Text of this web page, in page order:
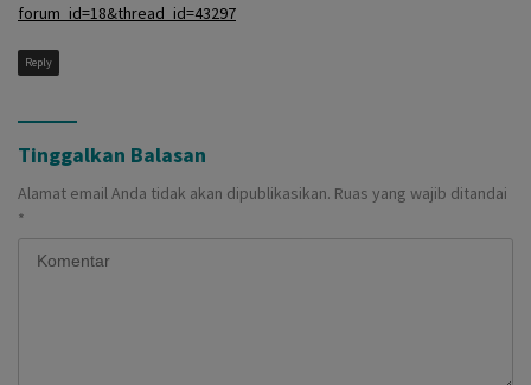
forum_id=18&thread_id=43297
Reply
Tinggalkan Balasan
Alamat email Anda tidak akan dipublikasikan. Ruas yang wajib ditandai
*